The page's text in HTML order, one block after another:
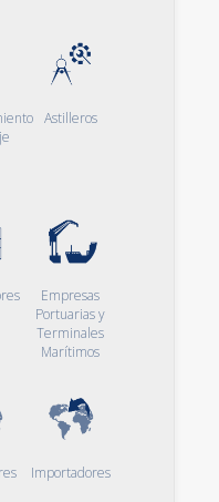
Astilleros
Empresas
Portuarias y
Terminales
Marítimos
Importadores